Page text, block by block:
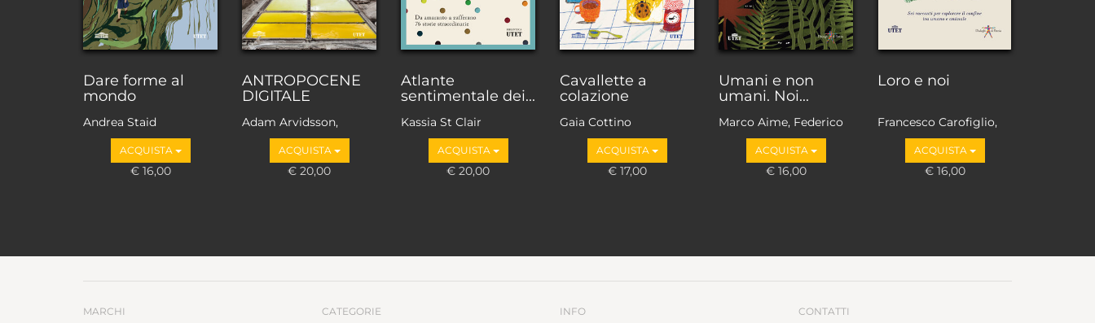
Dare forme al
mondo
Andrea Staid
ACQUISTA
€ 16,00
ANTROPOCENE
DIGITALE
Adam Arvidsson,
Vincenzo Luise
ACQUISTA
€ 20,00
Atlante
sentimentale dei...
Kassia St Clair
ACQUISTA
€ 20,00
Cavallette a
colazione
Gaia Cottino
ACQUISTA
€ 17,00
Umani e non
umani. Noi...
Marco Aime, Federico
Faloppa, Adriano
Favole, Guido
Barbujani, Irene
ACQUISTA
€ 16,00
Loro e noi
Francesco Carofiglio,
Anna Giurickovic Dato,
Emanuele Trevi, Nadia
Terranova, Nicola
ACQUISTA
€ 16,00
MARCHI
CATEGORIE
INFO
CONTATTI